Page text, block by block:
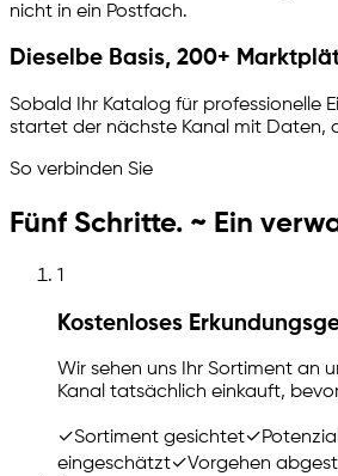
nicht in ein Postfach.
Dieselbe Basis, 200+
Sobald Ihr Katalog für professionelle
startet der nächste Kanal mit Daten,
So verbinden Sie
Fünf Schritte. ~ Ein
1
Kostenloses
Wir sehen uns Ihr Sortiment an
Kanal tatsächlich einkauft,
✓Sortiment gesichtet✓
eingeschätzt✓Vorgehen